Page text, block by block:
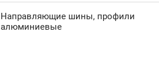
Направляющие шины, профили
алюминиевые